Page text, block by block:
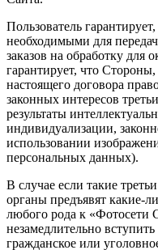
Пользователь
необходимыми для
заказов на обработку для
гарантирует, что
настоящего договора
законных интересов
результаты
индивидуализации,
использовании
персональных данных).
В случае если такие
органы предъявят какие-
любого рода к «Фотосети
незамедлительно
гражданское или